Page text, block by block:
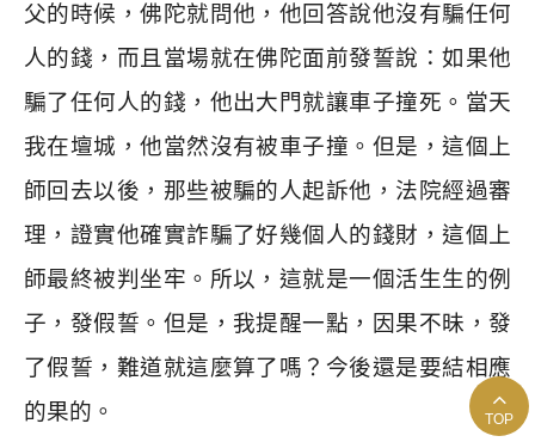
父的時候，佛陀就問他，他回答說他沒有騙任何
人的錢，而且當場就在佛陀面前發誓說：如果他
騙了任何人的錢，他出大門就讓車子撞死。當天
我在壇城，他當然沒有被車子撞。但是，這個上
師回去以後，那些被騙的人起訴他，法院經過審
理，證實他確實詐騙了好幾個人的錢財，這個上
師最終被判坐牢。所以，這就是一個活生生的例
子，發假誓。但是，我提醒一點，因果不昧，發
了假誓，難道就這麼算了嗎？今後還是要結相應
的果的。
TOP